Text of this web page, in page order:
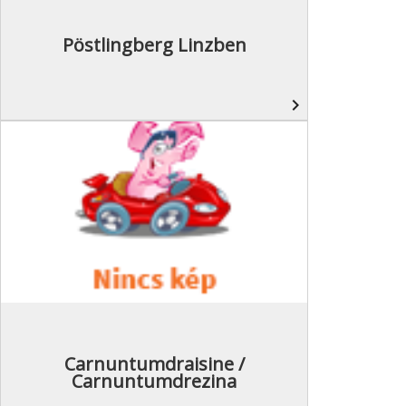
Pöstlingberg Linzben
navigate_next
Carnuntumdraisine /
Carnuntumdrezina